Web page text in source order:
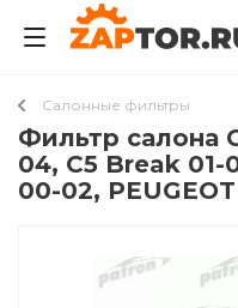
Салонные фильтры
Фильтр салона
04, C5 Break 01-
00-02,